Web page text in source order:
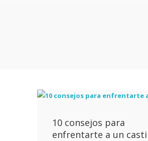
10 consejos para
enfrentarte a un